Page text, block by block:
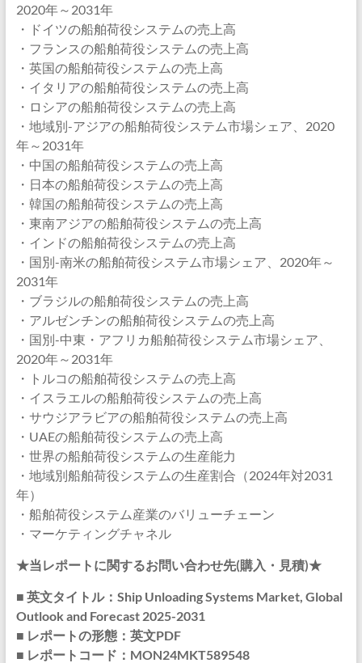
2020年～2031年
・ドイツの船舶荷役システムの売上高
・フランスの船舶荷役システムの売上高
・英国の船舶荷役システムの売上高
・イタリアの船舶荷役システムの売上高
・ロシアの船舶荷役システムの売上高
・地域別-アジアの船舶荷役システム市場シェア、2020
年～2031年
・中国の船舶荷役システムの売上高
・日本の船舶荷役システムの売上高
・韓国の船舶荷役システムの売上高
・東南アジアの船舶荷役システムの売上高
・インドの船舶荷役システムの売上高
・国別-南米の船舶荷役システム市場シェア、2020年～
2031年
・ブラジルの船舶荷役システムの売上高
・アルゼンチンの船舶荷役システムの売上高
・国別-中東・アフリカ船舶荷役システム市場シェア、
2020年～2031年
・トルコの船舶荷役システムの売上高
・イスラエルの船舶荷役システムの売上高
・サウジアラビアの船舶荷役システムの売上高
・UAEの船舶荷役システムの売上高
・世界の船舶荷役システムの生産能力
・地域別船舶荷役システムの生産割合（2024年対2031
年）
・船舶荷役システム産業のバリューチェーン
・マーケティングチャネル
★当レポートに関するお問い合わせ先(購入・見積)★
■ 英文タイトル：Ship Unloading Systems Market, Global
Outlook and Forecast 2025-2031
■ レポートの形態：英文PDF
■ レポートコード：MON24MKT589548